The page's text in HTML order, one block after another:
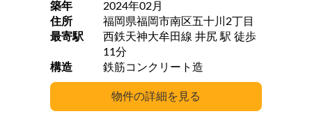
築年
2024年02月
住所
福岡県福岡市南区五十川2丁目
最寄駅
西鉄天神大牟田線 井尻 駅 徒歩
11分
構造
鉄筋コンクリート造